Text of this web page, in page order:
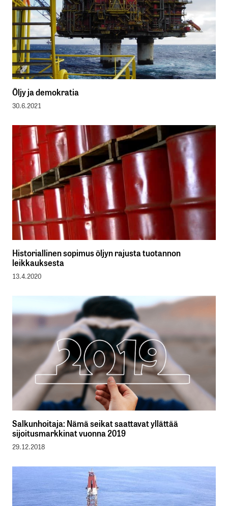
Öljy ja demokratia
30.6.2021
Historiallinen sopimus öljyn rajusta tuotannon
leikkauksesta
13.4.2020
Salkunhoitaja: Nämä seikat saattavat yllättää
sijoitusmarkkinat vuonna 2019
29.12.2018